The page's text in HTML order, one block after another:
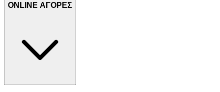
ONLINE ΑΓΟΡΕΣ